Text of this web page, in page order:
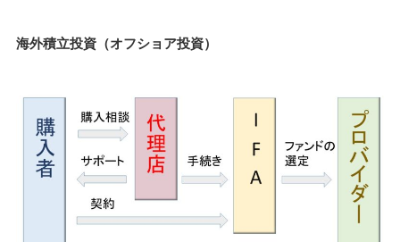
海外積立投資（オフショア投資）